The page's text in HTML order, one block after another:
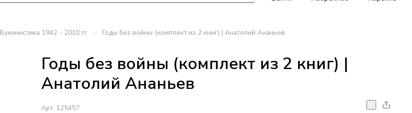
Букинистика 1942 - 2010 гг. – Годы без войны (комплект из 2 книг) | Анатолий Ананьев
Годы без войны (комплект из 2 книг) |
Анатолий Ананьев
Арт. 125457